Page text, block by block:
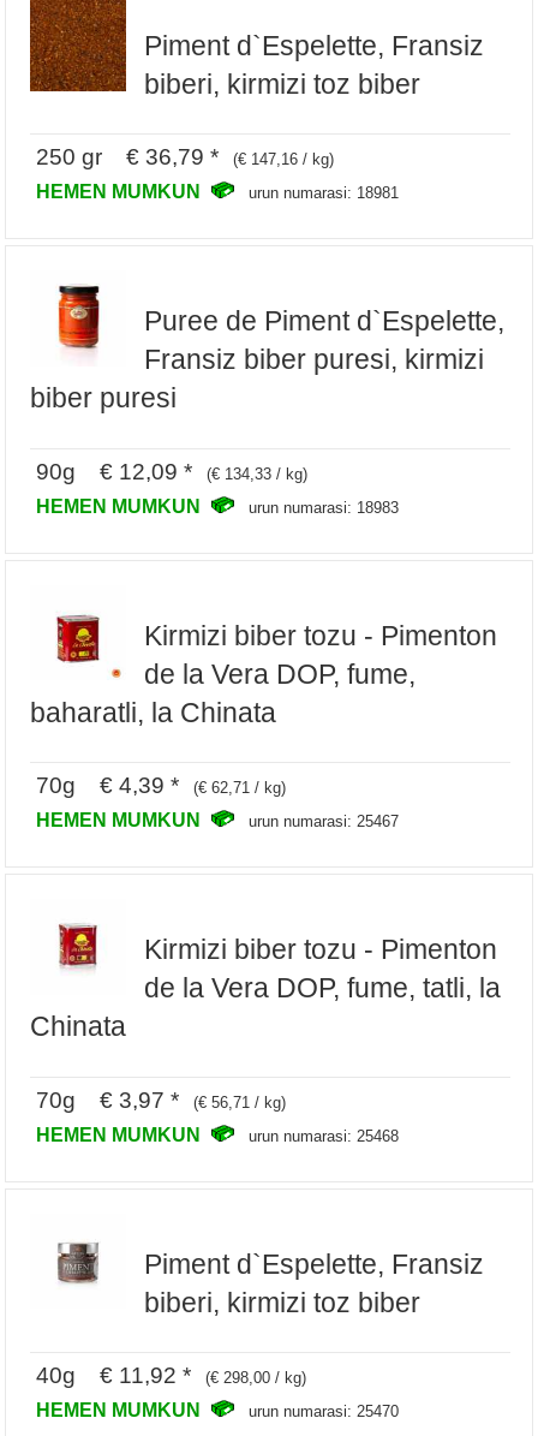
Piment d`Espelette, Fransiz
biberi, kirmizi toz biber
250 gr € 36,79 * (€ 147,16 / kg)
HEMEN MUMKUN urun numarasi: 18981
Puree de Piment d`Espelette,
Fransiz biber puresi, kirmizi
biber puresi
90g € 12,09 * (€ 134,33 / kg)
HEMEN MUMKUN urun numarasi: 18983
Kirmizi biber tozu - Pimenton
de la Vera DOP, fume,
baharatli, la Chinata
70g € 4,39 * (€ 62,71 / kg)
HEMEN MUMKUN urun numarasi: 25467
Kirmizi biber tozu - Pimenton
de la Vera DOP, fume, tatli, la
Chinata
70g € 3,97 * (€ 56,71 / kg)
HEMEN MUMKUN urun numarasi: 25468
Piment d`Espelette, Fransiz
biberi, kirmizi toz biber
40g € 11,92 * (€ 298,00 / kg)
HEMEN MUMKUN urun numarasi: 25470